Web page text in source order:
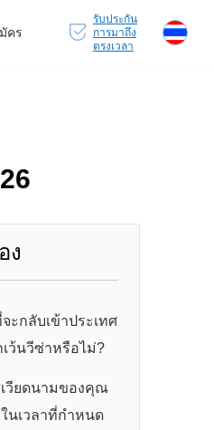
คร
รับประกัน
การมาถึง
ตรงเวลา
ง
ะกลับเข้าประเทศ
ว้นวีซ่าหรือไม่?
วียดนามของคุณ
นเวลาที่กำหนด